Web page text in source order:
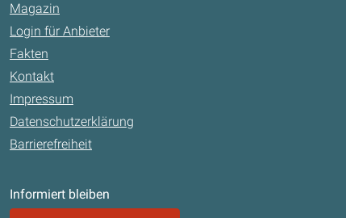
Magazin
Login für Anbieter
Fakten
Kontakt
Impressum
Datenschutzerklärung
Barrierefreiheit
Informiert bleiben